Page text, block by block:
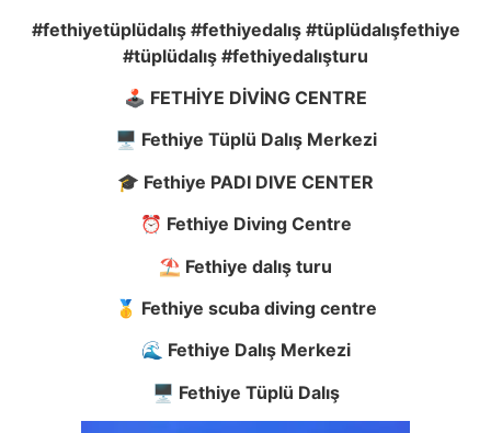
#fethiyetüplüdalış #fethiyedalış #tüplüdalışfethiye
#tüplüdalış #fethiyedalışturu
🕹️ FETHİYE DİVİNG CENTRE
🖥️ Fethiye Tüplü DalışMerkezi
🎓 Fethiye PADI DIVE CENTER
⏰ Fethiye Diving Centre
⛱️ Fethiye dalış turu
🥇 Fethiye scuba diving centre
🌊 Fethiye DalışMerkezi
🖥️ Fethiye Tüplü Dalış